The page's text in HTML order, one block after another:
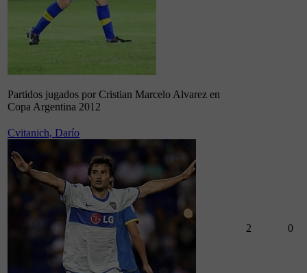
Partidos jugados por Cristian Marcelo Alvarez en
Copa Argentina 2012
Cvitanich, Darío
2 0